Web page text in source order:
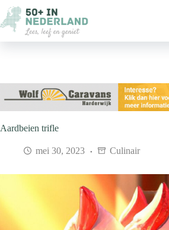
naar
de
inhoud
Aardbeien trifle
mei 30, 2023 Culinair